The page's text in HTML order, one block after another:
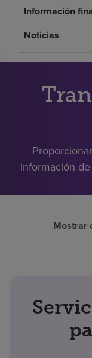
Acerca de nosotros
Inversores
Información
Noticias
información
Mostrar